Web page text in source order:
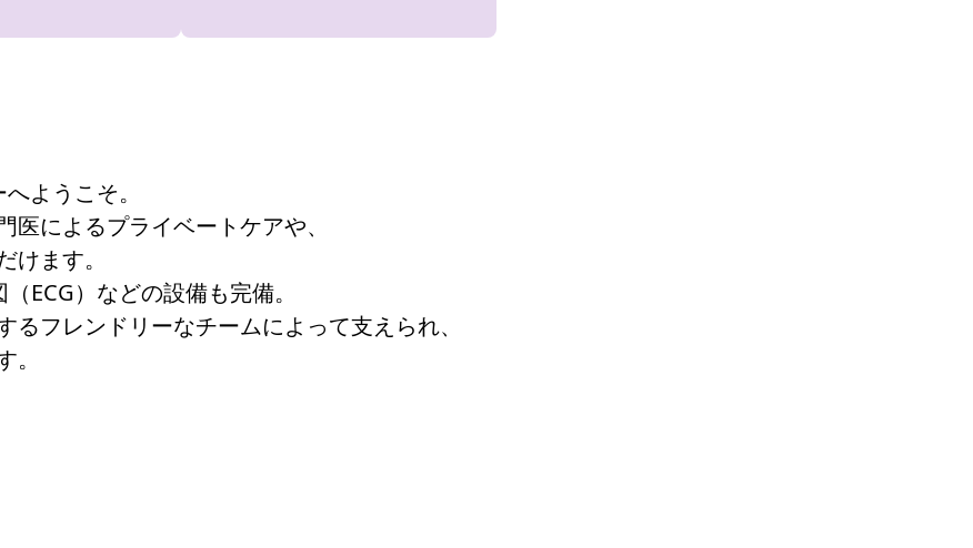
ようこそ。
によるプライベートケアや、
ます。
ECG）などの設備も完備。
フレンドリーなチームによって支えられ、